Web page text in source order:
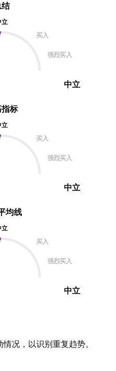
标
立
买入
强烈买入
中立
立
买入
强烈买入
中立
均线
立
买入
强烈买入
中立
况，以识别重复趋势。